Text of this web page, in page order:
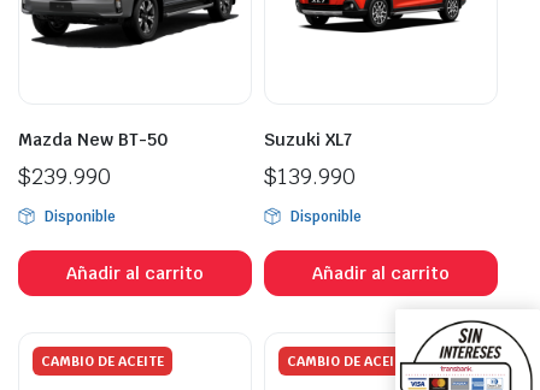
Mazda New BT-50
$239.990
Disponible
Añadir al carrito
Suzuki XL7
$139.990
Disponible
Añadir al carrito
CAMBIO DE ACEITE CAMBIO DE ACEITE